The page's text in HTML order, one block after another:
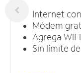
Internet
Módem
Agrega
Sin límite